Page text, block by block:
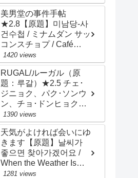
美男堂の事件手帖
★2.8【原題】미남당-사
건수첩 / ミナムダン サッ
コンスチョプ / Café
Minamdang / 主演：ソ・
イングク、オ・ヨンソ
1420 views
RUGAL/ルーガル（原
題：루갈）★2.5 チェ･
ジニョク、パク･ソンウ
ン、チョ･ドンヒョク、
チョン･ヘイン
1390 views
天気がよければ会いにゆ
きます【原題】날씨가
좋으면 찾아가겠어요 /
When the Weather Is
Fine）★2.8 ソ・ガンジ
1281 views